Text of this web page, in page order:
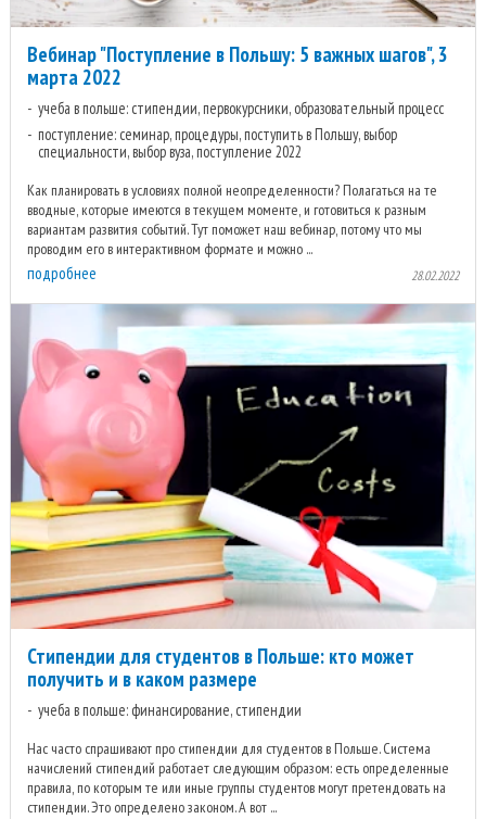
Вебинар "Поступление в Польшу: 5 важных шагов", 3
марта 2022
учеба в польше: стипендии, первокурсники, образовательный процесс
поступление: семинар, процедуры, поступить в Польшу, выбор
специальности, выбор вуза, поступление 2022
Как планировать в условиях полной неопределенности? Полагаться на те
вводные, которые имеются в текущем моменте, и готовиться к разным
вариантам развития событий. Тут поможет наш вебинар, потому что мы
проводим его в интерактивном формате и можно ...
подробнее 28.02.2022
Стипендии для студентов в Польше: кто может
получить и в каком размере
учеба в польше: финансирование, стипендии
Нас часто спрашивают про стипендии для студентов в Польше. Система
начислений стипендий работает следующим образом: есть определенные
правила, по которым те или иные группы студентов могут претендовать на
стипендии. Это определено законом. А вот ...